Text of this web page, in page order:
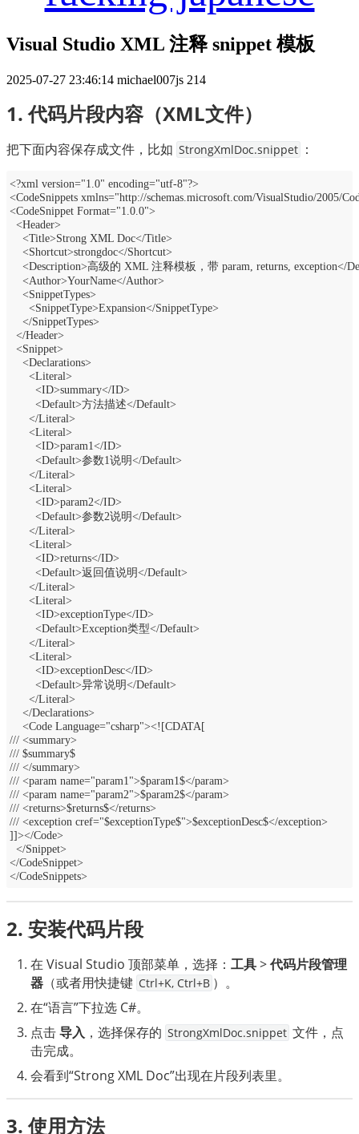
Visual Studio XML 注释 snippet 模板
2025-07-27 23:46:14 michael007js 214
1. 代码片段内容（XML文件）
把下面内容保存成文件，比如 StrongXmlDoc.snippet ：
<?xml version="1.0" encoding="utf-8"?>
<CodeSnippets xmlns="http://schemas.microsoft.com/VisualStudio/2005/
<CodeSnippet Format="1.0.0">
<Header>
<Title>Strong XML Doc</Title>
<Shortcut>strongdoc</Shortcut>
<Description>高级的 XML 注释模板，带 param, returns, exception</
<Author>YourName</Author>
<SnippetTypes>
<SnippetType>Expansion</SnippetType>
</SnippetTypes>
</Header>
<Snippet>
<Declarations>
<Literal>
<ID>summary</ID>
<Default>方法描述</Default>
</Literal>
<Literal>
<ID>param1</ID>
<Default>参数1说明</Default>
</Literal>
<Literal>
<ID>param2</ID>
<Default>参数2说明</Default>
</Literal>
<Literal>
<ID>returns</ID>
<Default>返回值说明</Default>
</Literal>
<Literal>
<ID>exceptionType</ID>
<Default>Exception类型</Default>
</Literal>
<Literal>
<ID>exceptionDesc</ID>
<Default>异常说明</Default>
</Literal>
</Declarations>
<Code Language="csharp"><![CDATA[
/// <summary>
/// $summary$
/// </summary>
/// <param name="param1">$param1$</param>
/// <param name="param2">$param2$</param>
/// <returns>$returns$</returns>
/// <exception cref="$exceptionType$">$exceptionDesc$</exception>
]]></Code>
</Snippet>
</CodeSnippet>
</CodeSnippets>
2. 安装代码片段
在 Visual Studio 顶部菜单，选择： 工具>代码片段管理
器 （或者用快捷键 Ctrl+K, Ctrl+B ）。
在“语言”下拉选 C#。
点击导入 ，选择保存的 StrongXmlDoc.snippet 文件，点
击完成。
会看到“Strong XML Doc”出现在片段列表里。
3. 使用方法